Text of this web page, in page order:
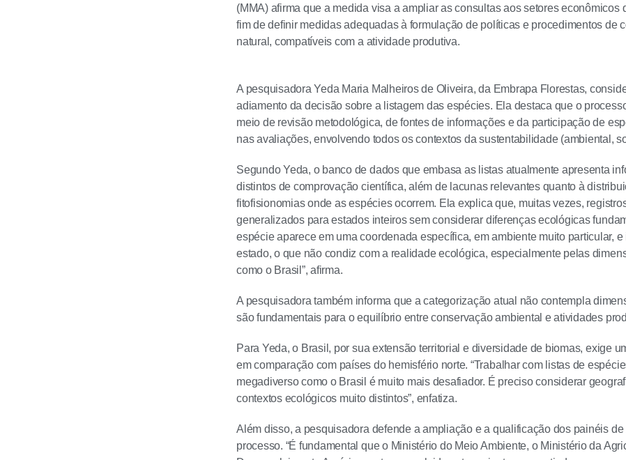
(MMA) afirma que a medida visa a ampliar as consultas aos setores econômicos
fim de definir medidas adequadas à formulação de políticas e procedimentos de
natural, compatíveis com a atividade produtiva.
A pesquisadora Yeda Maria Malheiros de Oliveira, da Embrapa Florestas,
adiamento da decisão sobre a listagem das espécies. Ela destaca que o
meio de revisão metodológica, de fontes de informações e da participação de
nas avaliações, envolvendo todos os contextos da sustentabilidade (ambiental,
Segundo Yeda, o banco de dados que embasa as listas atualmente apresenta
distintos de comprovação científica, além de lacunas relevantes quanto à
fitofisionomias onde as espécies ocorrem. Ela explica que, muitas vezes,
generalizados para estados inteiros sem considerar diferenças ecológicas
espécie aparece em uma coordenada específica, em ambiente muito particular,
estado, o que não condiz com a realidade ecológica, especialmente pelas
como o Brasil”, afirma.
A pesquisadora também informa que a categorização atual não contempla
são fundamentais para o equilíbrio entre conservação ambiental e atividades
Para Yeda, o Brasil, por sua extensão territorial e diversidade de biomas, exige
em comparação com países do hemisfério norte. “Trabalhar com listas de
megadiverso como o Brasil é muito mais desafiador. É preciso considerar
contextos ecológicos muito distintos”, enfatiza.
Além disso, a pesquisadora defende a ampliação e a qualificação dos painéis
processo. “É fundamental que o Ministério do Meio Ambiente, o Ministério da